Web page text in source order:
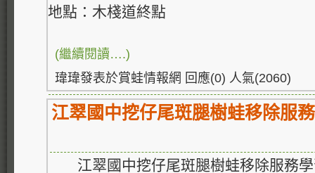
地點：木棧道終點
(繼續閱讀….)
瑋瑋發表於賞蛙情報網 回應(0) 人氣(2060)
江翠國中挖仔尾斑腿樹蛙移除服
江翠國中挖仔尾斑腿樹蛙移除服務學